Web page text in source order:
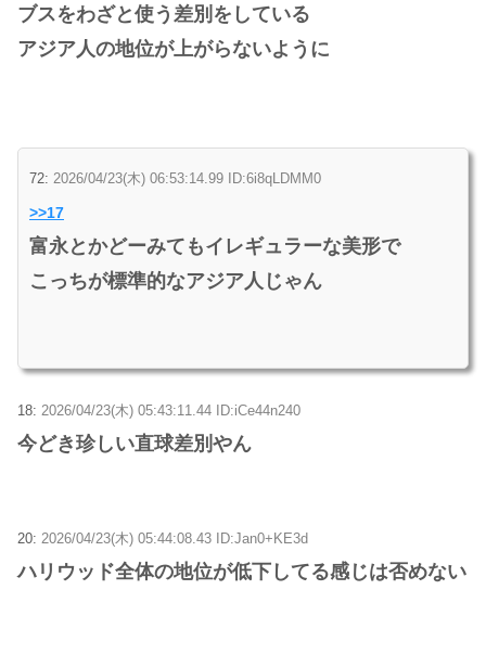
ブスをわざと使う差別をしている
アジア人の地位が上がらないように
72: 2026/04/23(木) 06:53:14.99 ID:6i8qLDMM0
>>17
富永とかどーみてもイレギュラーな美形で
こっちが標準的なアジア人じゃん
18: 2026/04/23(木) 05:43:11.44 ID:iCe44n240
今どき珍しい直球差別やん
20: 2026/04/23(木) 05:44:08.43 ID:Jan0+KE3d
ハリウッド全体の地位が低下してる感じは否めない